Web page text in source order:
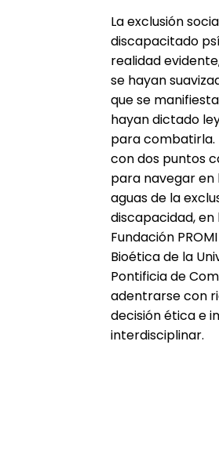
La exclusión
discapacitado
realidad
se hayan
que se
hayan dictado
para
con dos puntos
para navegar en
aguas de la
discapacidad, en
Fundación
Bioética de la
Pontificia de
adentrarse con
decisión ética e
interdisciplinar.